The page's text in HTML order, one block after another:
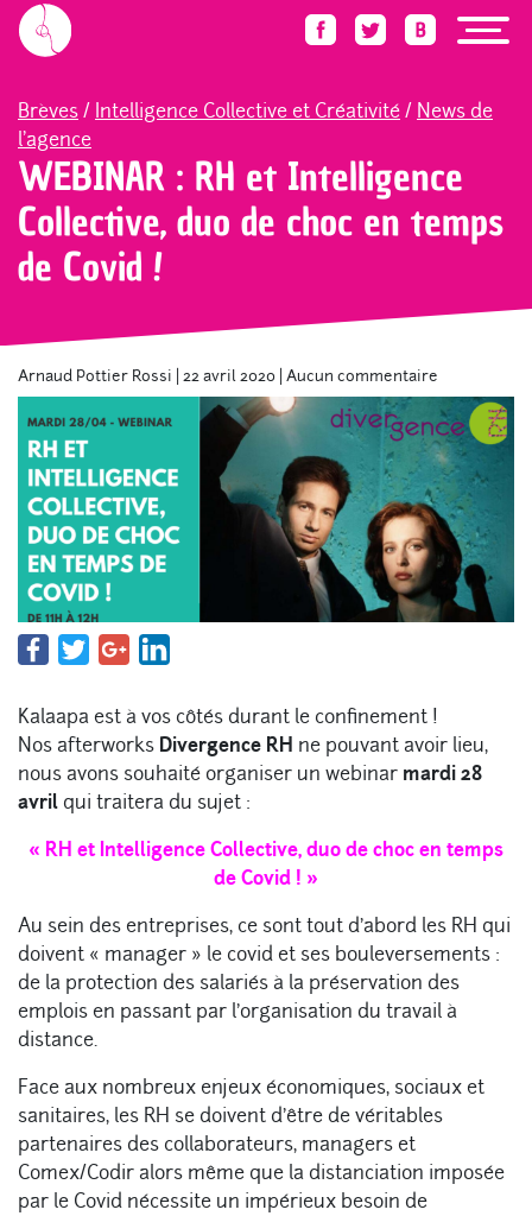
Brèves/ Intelligence Collective et Créativité/ News de
l'agence
WEBINAR : RH et Intelligence
Collective, duo de choc en temps
de Covid !
Arnaud Pottier Rossi 22 avril 2020 Aucun commentaire
Kalaapa est à vos côtés durant le confinement !
Nos afterworks Divergence RH ne pouvant avoir lieu,
nous avons souhaité organiser un webinar mardi 28
avril qui traitera du sujet :
« RH et Intelligence Collective, duo de choc en temps
de Covid ! »
Au sein des entreprises, ce sont tout d’abord les RH qui
doivent « manager » le covid et ses bouleversements :
de la protection des salariés à la préservation des
emplois en passant par l’organisation du travail à
distance.
Face aux nombreux enjeux économiques, sociaux et
sanitaires, les RH se doivent d’être de véritables
partenaires des collaborateurs, managers et
Comex/Codir alors même que la distanciation imposée
par le Covid nécessite un impérieux besoin de